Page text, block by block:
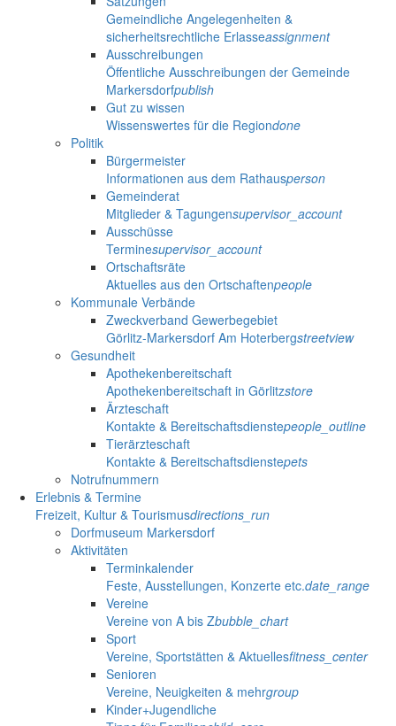
Gemeindliche Angelegenheiten &
sicherheitsrechtliche Erlasseassignment
Ausschreibungen
Öffentliche Ausschreibungen der Gemeinde
Markersdorfpublish
Gut zu wissen
Wissenswertes für die Regiondone
Politik
Bürgermeister
Informationen aus dem Rathausperson
Gemeinderat
Mitglieder & Tagungensupervisor_account
Ausschüsse
Terminesupervisor_account
Ortschaftsräte
Aktuelles aus den Ortschaftenpeople
Kommunale Verbände
Zweckverband Gewerbegebiet
Görlitz-Markersdorf Am Hoterbergstreetview
Gesundheit
Apothekenbereitschaft
Apothekenbereitschaft in Görlitzstore
Ärzteschaft
Kontakte & Bereitschaftsdienstepeople_outline
Tierärzteschaft
Kontakte & Bereitschaftsdienstepets
Notrufnummern
Erlebnis & Termine
Freizeit, Kultur & Tourismusdirections_run
Dorfmuseum Markersdorf
Aktivitäten
Terminkalender
Feste, Ausstellungen, Konzerte etc.date_range
Vereine
Vereine von A bis Zbubble_chart
Sport
Vereine, Sportstätten & Aktuellesfitness_center
Senioren
Vereine, Neuigkeiten & mehrgroup
Kinder+Jugendliche